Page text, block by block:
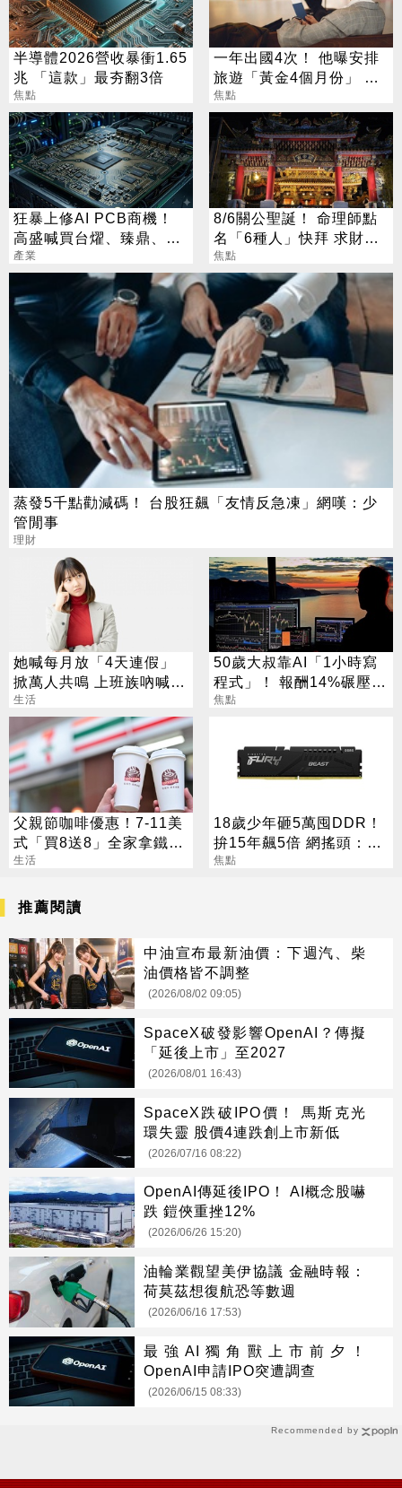
半導體2026營收暴衝1.65
兆 「這款」最夯翻3倍
焦點
一年出國4次！ 他曝安排
旅遊「黃金4個月份」 卡
對整年活在期待中
焦點
狂暴上修AI PCB商機！
高盛喊買台燿、臻鼎、台
產業
8/6關公聖誕！ 命理師點
名「6種人」快拜 求財求
職保平安
焦點
蒸發5千點勸減碼！ 台股狂飆「友情反急凍」網嘆：少
管閒事
理財
她喊每月放「4天連假」
掀萬人共鳴 上班族吶喊：
這樣才活得像人
生活
50歲大叔靠AI「1小時寫
程式」！ 報酬14%碾壓標
普 直接辭職去炒股
焦點
父親節咖啡優惠！7-11美
式「買8送8」全家拿鐵2
杯85元
生活
18歲少年砸5萬囤DDR！
拚15年飆5倍 網搖頭：會
報廢
焦點
Recommended by
推薦閱讀
中油宣布最新油價：下週汽、柴
油價格皆不調整
(2026/08/02 09:05)
SpaceX破發影響OpenAI？傳擬
「延後上市」至2027
(2026/08/01 16:43)
SpaceX跌破IPO價！ 馬斯克光
環失靈 股價4連跌創上市新低
(2026/07/16 08:22)
OpenAI傳延後IPO！ AI概念股嚇
跌 鎧俠重挫12%
(2026/06/26 15:20)
油輪業觀望美伊協議 金融時報：
荷莫茲想復航恐等數週
(2026/06/16 17:53)
最強AI獨角獸上市前夕！
OpenAI申請IPO突遭調查
(2026/06/15 08:33)